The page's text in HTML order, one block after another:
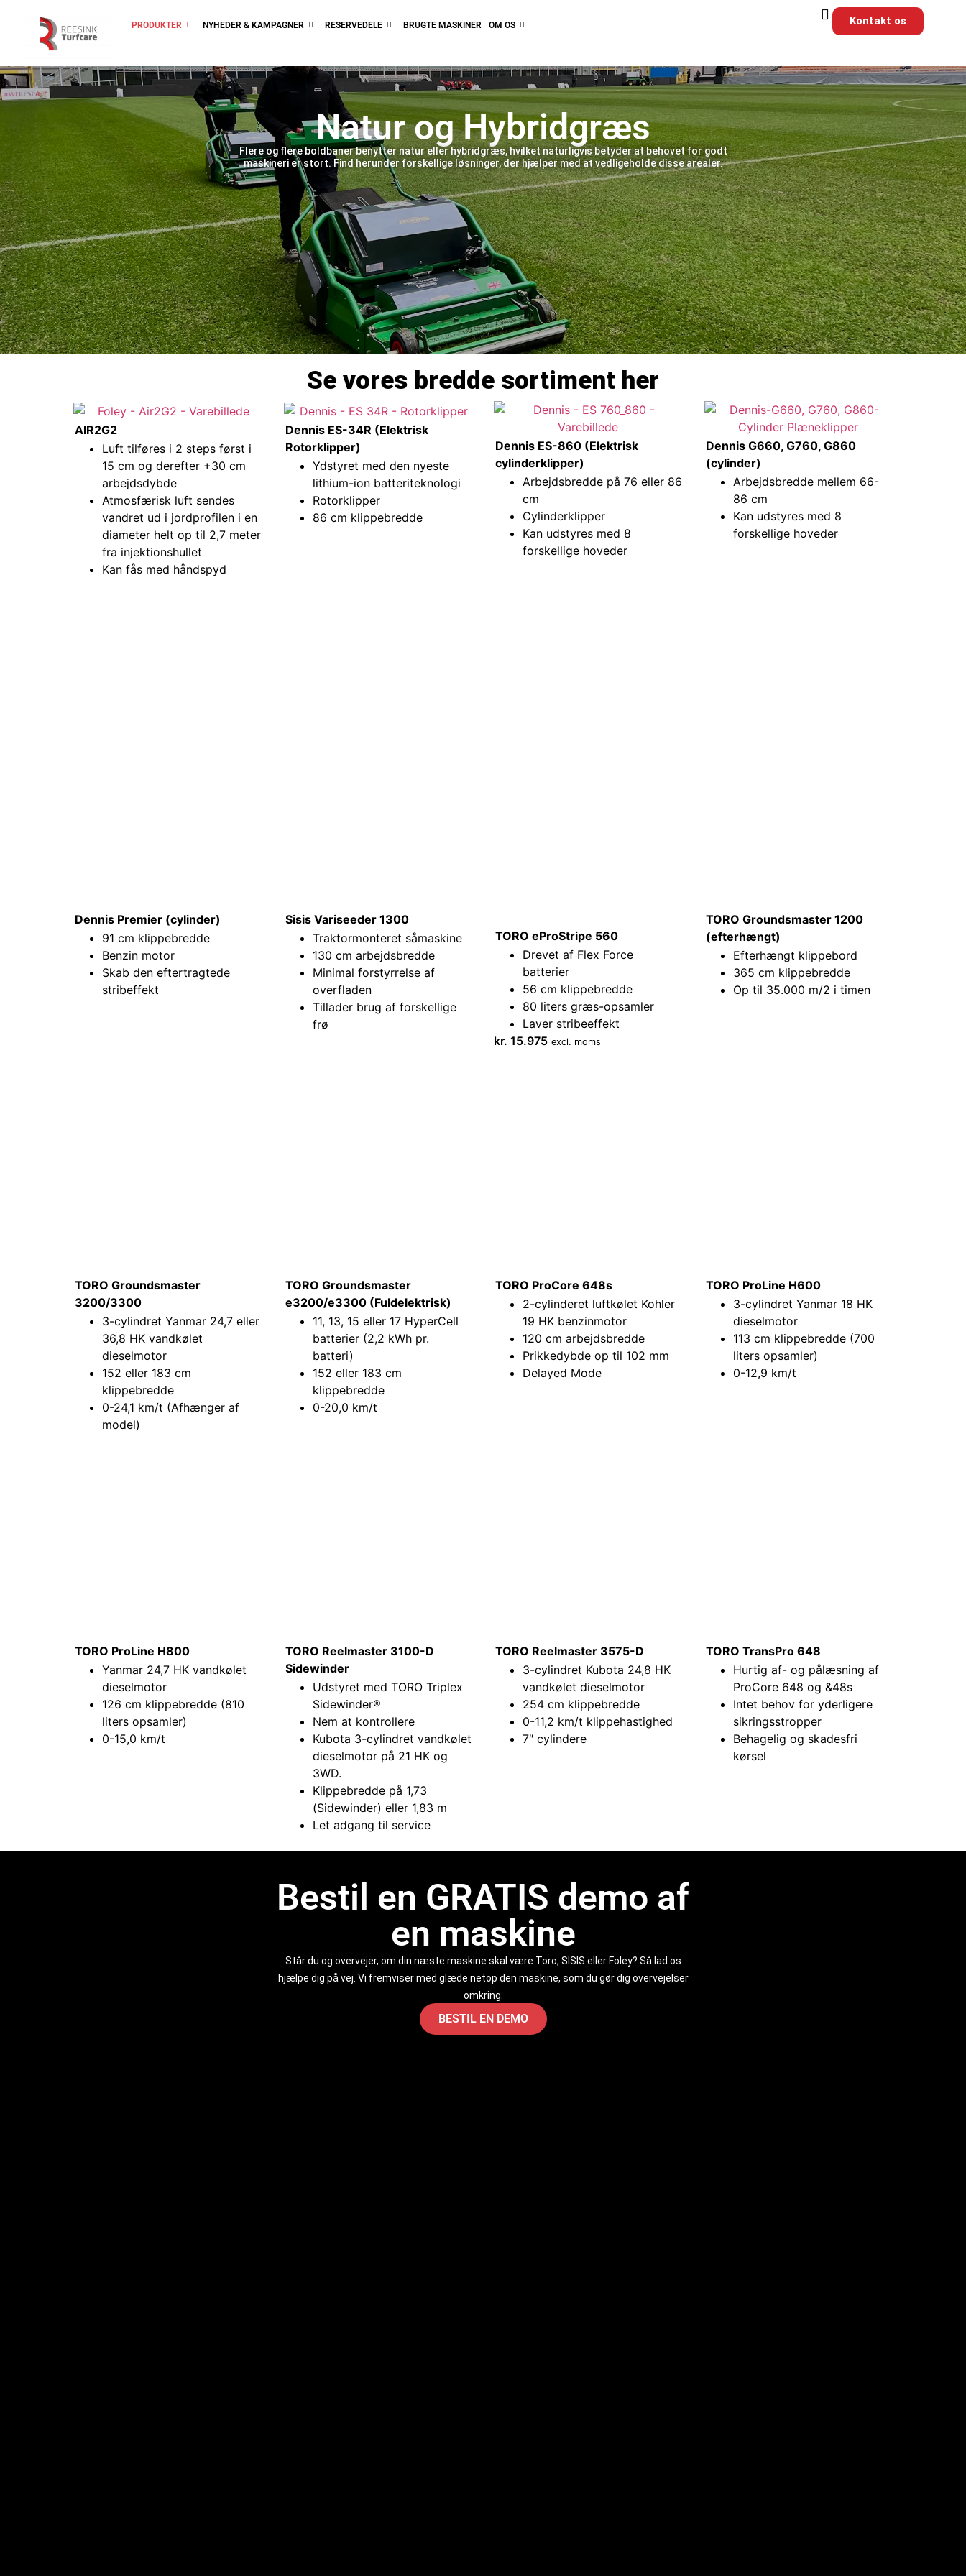
PRODUKTER NYHEDER & KAMPAGNER RESERVEDELE BRUGTE MASKINER OM OS Kontakt os
Natur og Hybridgræs
Flere og flere boldbaner benytter natur eller hybridgræs, hvilket naturligvis betyder at behovet for godt
maskineri er stort. Find herunder forskellige løsninger, der hjælper med at vedligeholde disse arealer.
Se vores bredde sortiment her
AIR2G2
Luft tilføres i 2 steps først i
15 cm og derefter +30 cm
arbejdsdybde
Atmosfærisk luft sendes
vandret ud i jordprofilen i en
diameter helt op til 2,7 meter
fra injektionshullet
Kan fås med håndspyd
Dennis ES-34R (Elektrisk
Rotorklipper)
Ydstyret med den nyeste
lithium-ion batteriteknologi
Rotorklipper
86 cm klippebredde
Dennis ES-860 (Elektrisk
cylinderklipper)
Arbejdsbredde på 76 eller 86
cm
Cylinderklipper
Kan udstyres med 8
forskellige hoveder
Dennis G660, G760, G860
(cylinder)
Arbejdsbredde mellem 66-
86 cm
Kan udstyres med 8
forskellige hoveder
Dennis Premier (cylinder)
91 cm klippebredde
Benzin motor
Skab den eftertragtede
stribeffekt
Sisis Variseeder 1300
Traktormonteret såmaskine
130 cm arbejdsbredde
Minimal forstyrrelse af
overfladen
Tillader brug af forskellige
frø
TORO eProStripe 560
Drevet af Flex Force
batterier
56 cm klippebredde
80 liters græs-opsamler
Laver stribeeffekt
kr. 15.975 excl. moms
TORO Groundsmaster 1200
(efterhængt)
Efterhængt klippebord
365 cm klippebredde
Op til 35.000 m/2 i timen
TORO Groundsmaster
3200/3300
3-cylindret Yanmar 24,7 eller
36,8 HK vandkølet
dieselmotor
152 eller 183 cm
klippebredde
0-24,1 km/t (Afhænger af
model)
TORO Groundsmaster
e3200/e3300 (Fuldelektrisk)
11, 13, 15 eller 17 HyperCell
batterier (2,2 kWh pr.
batteri)
152 eller 183 cm
klippebredde
0-20,0 km/t
TORO ProCore 648s
2-cylinderet luftkølet Kohler
19 HK benzinmotor
120 cm arbejdsbredde
Prikkedybde op til 102 mm
Delayed Mode
TORO ProLine H600
3-cylindret Yanmar 18 HK
dieselmotor
113 cm klippebredde (700
liters opsamler)
0-12,9 km/t
TORO ProLine H800
Yanmar 24,7 HK vandkølet
dieselmotor
126 cm klippebredde (810
liters opsamler)
0-15,0 km/t
TORO Reelmaster 3100-D
Sidewinder
Udstyret med TORO Triplex
Sidewinder®
Nem at kontrollere
Kubota 3-cylindret vandkølet
dieselmotor på 21 HK og
3WD.
Klippebredde på 1,73
(Sidewinder) eller 1,83 m
Let adgang til service
TORO Reelmaster 3575-D
3-cylindret Kubota 24,8 HK
vandkølet dieselmotor
254 cm klippebredde
0-11,2 km/t klippehastighed
7″ cylindere
TORO TransPro 648
Hurtig af- og pålæsning af
ProCore 648 og &48s
Intet behov for yderligere
sikringsstropper
Behagelig og skadesfri
kørsel
Bestil en GRATIS demo af
en maskine
Står du og overvejer, om din næste maskine skal være Toro, SISIS eller Foley? Så lad os
hjælpe dig på vej. Vi fremviser med glæde netop den maskine, som du gør dig overvejelser
omkring.
BESTIL EN DEMO